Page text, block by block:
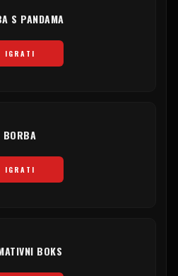
S PANDAMA
IGRATI
BORBA
IGRATI
BOKS